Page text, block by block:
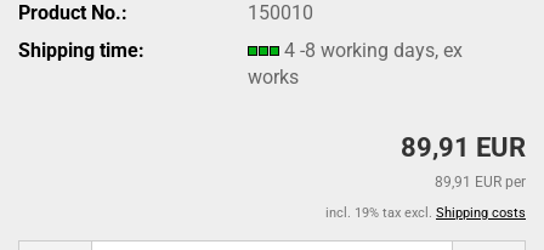
Product No.:
150010
Shipping time:
4 -8 working days, ex
works
89,91 EUR
89,91 EUR per
incl. 19% tax excl. Shipping costs